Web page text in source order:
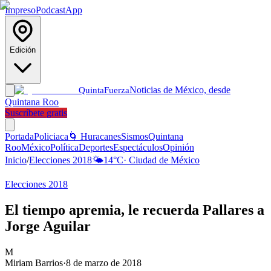
ImpresoPodcastApp
Edición
QuintaFuerzaNoticias de México, desde
Quintana Roo
Suscríbete gratis
PortadaPoliciaca 🌀 HuracanesSismosQuintana
RooMéxicoPolíticaDeportesEspectáculosOpinión
Inicio/Elecciones 2018🌤️14°C· Ciudad de México
Elecciones 2018
El tiempo apremia, le recuerda Pallares a
Jorge Aguilar
M
Miriam Barrios·8 de marzo de 2018